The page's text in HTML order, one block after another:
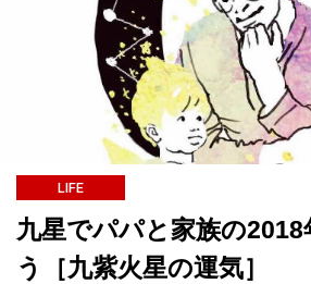
LIFE
九星でパパと家族の2018
う［九紫火星の運気］